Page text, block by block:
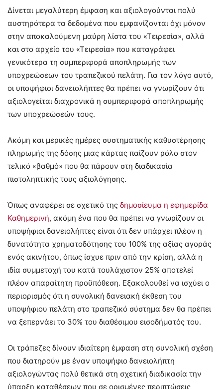
Δίνεται μεγαλύτερη έμφαση και αξιολογούνται πολύ
αυστηρότερα τα δεδομένα που εμφανίζονται όχι μόνον
στην αποκαλούμενη μαύρη λίστα του «Τειρεσία», αλλά
και στο αρχείο του «Τειρεσία» που καταγράφει
γενικότερα τη συμπεριφορά αποπληρωμής των
υποχρεώσεων του τραπεζικού πελάτη. Για τον λόγο αυτό,
οι υποψήφιοι δανειολήπτες θα πρέπει να γνωρίζουν ότι
αξιολογείται διαχρονικά η συμπεριφορά αποπληρωμής
των υποχρεώσεών τους.
Ακόμη και μερικές ημέρες συστηματικής καθυστέρησης
πληρωμής της δόσης μιας κάρτας παίζουν ρόλο στον
τελικό «βαθμό» που θα πάρουν στη διαδικασία
πιστοληπτικής τους αξιολόγησης.
Όπως αναφέρει σε σχετικό της δημοσίευμα η εφημερίδα
Καθημερινή, ακόμη ένα που θα πρέπει να γνωρίζουν οι
υποψήφιοι δανειολήπτες είναι ότι δεν υπάρχει πλέον η
δυνατότητα χρηματοδότησης του 100% της αξίας αγοράς
ενός ακινήτου, όπως ίσχυε πριν από την κρίση, αλλά η
ιδία συμμετοχή του κατά τουλάχιστον 25% αποτελεί
πλέον απαραίτητη προϋπόθεση. Εξακολουθεί να ισχύει ο
περιορισμός ότι η συνολική δανειακή έκθεση του
υποψήφιου πελάτη στο τραπεζικό σύστημα δεν θα πρέπει
να ξεπερνάει το 30% του διαθέσιμου εισοδήματός του.
Οι τράπεζες δίνουν ιδιαίτερη έμφαση στη συνολική σχέση
που διατηρούν με έναν υποψήφιο δανειολήπτη
αξιολογώντας πολύ θετικά στη σχετική διαδικασία την
ύπαρξη καταθέσεων που σε ορισμένες περιπτώσεις